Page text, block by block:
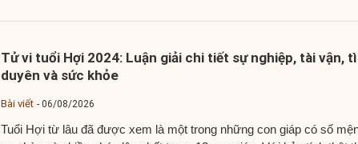
Tử vi tuổi Hợi 2024: Luận giải chi tiết sự nghiệp, tài vận,
duyên và sức khỏe
Bài viết 06/08/2026
Tuổi Hợi từ lâu đã được xem là một trong những con giáp có số